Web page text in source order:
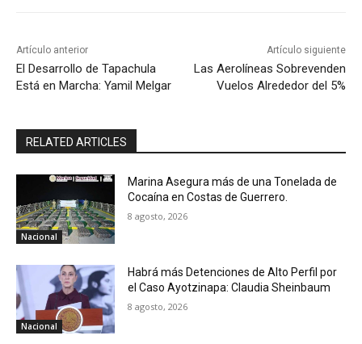
Artículo anterior
El Desarrollo de Tapachula
Está en Marcha: Yamil Melgar
Artículo siguiente
Las Aerolíneas Sobrevenden
Vuelos Alrededor del 5%
RELATED ARTICLES
Nacional
Marina Asegura más de una Tonelada de
Cocaína en Costas de Guerrero.
8 agosto, 2026
Nacional
Habrá más Detenciones de Alto Perfil por
el Caso Ayotzinapa: Claudia Sheinbaum
8 agosto, 2026